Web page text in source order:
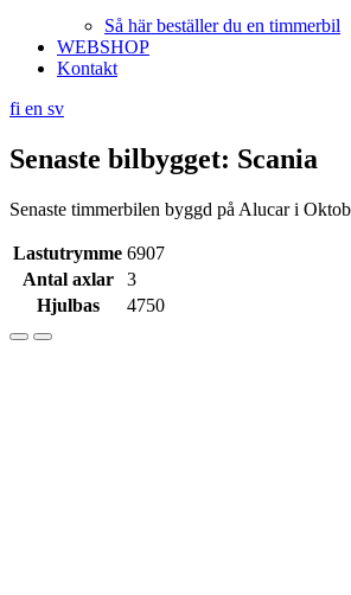
Så här beställer du en timmerbil
WEBSHOP
Kontakt
fi en sv
Senaste bilbygget: Scania
Senaste timmerbilen byggd på Alucar i
Lastutrymme 6907
Antal axlar
3
Hjulbas
4750